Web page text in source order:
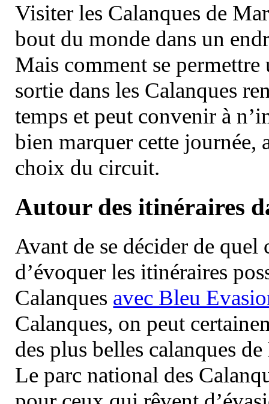
Visiter les Calanques de
bout du monde dans un
Mais comment se permettre
sortie dans les Calanques
temps et peut convenir à
bien marquer cette journée,
choix du circuit.
Autour des itinéraires
Avant de se décider de
d’évoquer les itinéraires
Calanques avec Bleu
Calanques, on peut
des plus belles calanques
Le parc national des